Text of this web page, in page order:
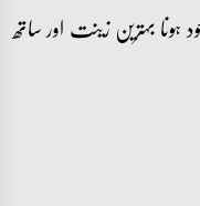
بہترین زینت اور ساتھ